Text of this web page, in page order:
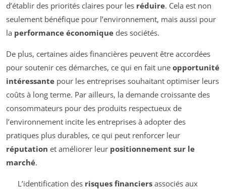
d’établir des priorités claires pour les réduire. Cela est non
seulement bénéfique pour l’environnement, mais aussi pour
la performance économique des sociétés.
De plus, certaines aides financières peuvent être accordées
pour soutenir ces démarches, ce qui en fait une opportunité
intéressante pour les entreprises souhaitant optimiser leurs
coûts à long terme. Par ailleurs, la demande croissante des
consommateurs pour des produits respectueux de
l’environnement incite les entreprises à adopter des
pratiques plus durables, ce qui peut renforcer leur
réputation et améliorer leur positionnement sur le
marché.
L’identification des risques financiersassociés aux